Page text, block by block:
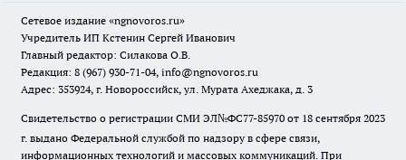
Сетевое издание «ngnovoros.ru»
Учредитель ИП Кстенин Сергей Иванович
Главный редактор: Силакова О.В.
Редакция: 8 (967) 930-71-04, info@ngnovoros.ru
Адрес: 353924, г. Новороссийск, ул. Мурата Ахеджака, д. 3
Свидетельство о регистрации СМИ ЭЛ№ФС77-85970 от 18 сентября 2023
г. выдано Федеральной службой по надзору в сфере связи,
информационных технологий и массовых коммуникаций. При